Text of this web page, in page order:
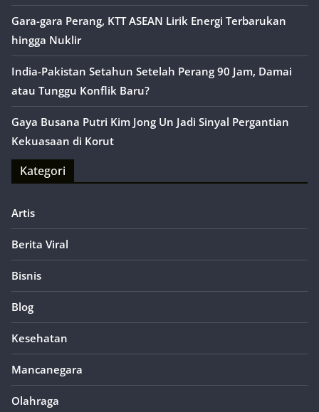
Gara-gara Perang, KTT ASEAN Lirik Energi Terbarukan
hingga Nuklir
India-Pakistan Setahun Setelah Perang 90 Jam, Damai
atau Tunggu Konflik Baru?
Gaya Busana Putri Kim Jong Un Jadi Sinyal Pergantian
Kekuasaan di Korut
Kategori
Artis
Berita Viral
Bisnis
Blog
Kesehatan
Mancanegara
Olahraga